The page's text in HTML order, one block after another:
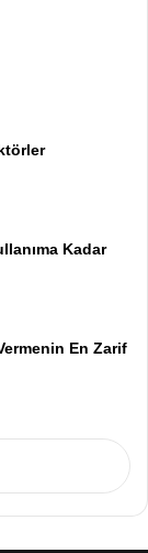
Kadar
En Zarif